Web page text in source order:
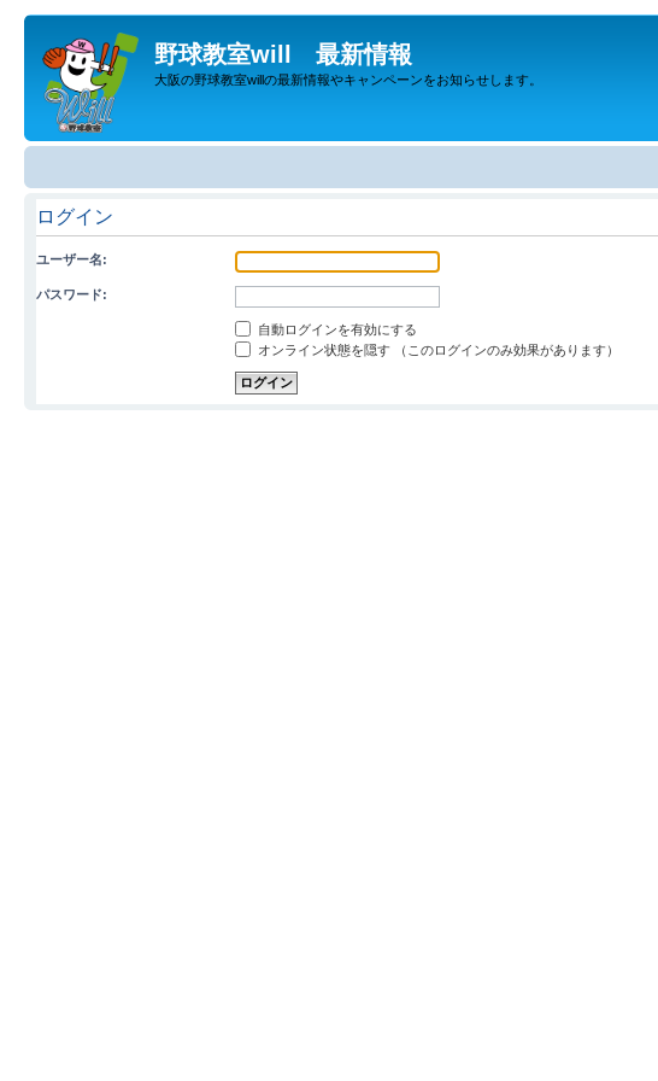
野球教室will 最新情報
大阪の野球教室willの最新情報やキャンペーンをお知らせします。
ログイン
ユーザー名:
パスワード:
自動ログインを有効にする
オンライン状態を隠す （このログインのみ効果があります）